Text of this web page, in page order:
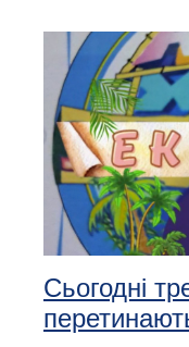
Сьогодні